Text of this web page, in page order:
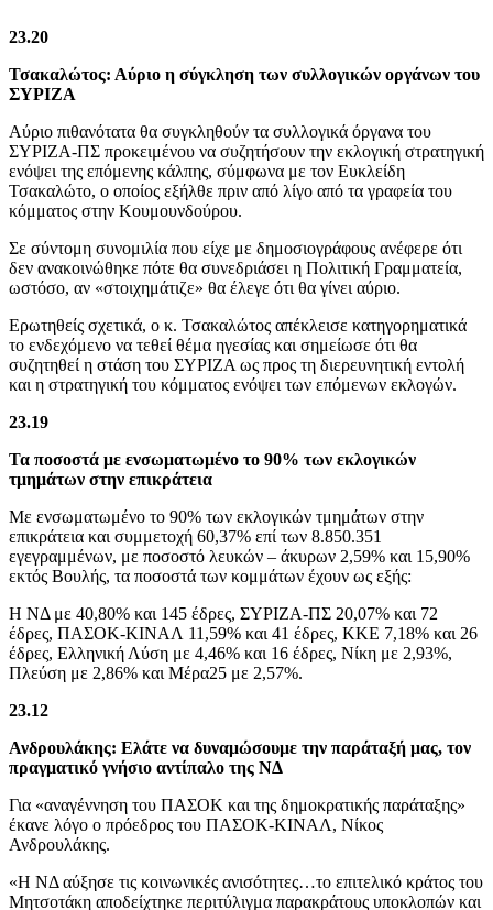
23.20
Τσακαλώτος: Αύριο η σύγκληση των συλλογικών οργάνων του
ΣΥΡΙΖΑ
Αύριο πιθανότατα θα συγκληθούν τα συλλογικά όργανα του
ΣΥΡΙΖΑ-ΠΣ προκειμένου να συζητήσουν την εκλογική στρατηγική
ενόψει της επόμενης κάλπης, σύμφωνα με τον Ευκλείδη
Τσακαλώτο, ο οποίος εξήλθε πριν από λίγο από τα γραφεία του
κόμματος στην Κουμουνδούρου.
Σε σύντομη συνομιλία που είχε με δημοσιογράφους ανέφερε ότι
δεν ανακοινώθηκε πότε θα συνεδριάσει η Πολιτική Γραμματεία,
ωστόσο, αν «στοιχημάτιζε» θα έλεγε ότι θα γίνει αύριο.
Ερωτηθείς σχετικά, ο κ. Τσακαλώτος απέκλεισε κατηγορηματικά
το ενδεχόμενο να τεθεί θέμα ηγεσίας και σημείωσε ότι θα
συζητηθεί η στάση του ΣΥΡΙΖΑ ως προς τη διερευνητική εντολή
και η στρατηγική του κόμματος ενόψει των επόμενων εκλογών.
23.19
Τα ποσοστά με ενσωματωμένο το 90% των εκλογικών
τμημάτων στην επικράτεια
Με ενσωματωμένο το 90% των εκλογικών τμημάτων στην
επικράτεια και συμμετοχή 60,37% επί των 8.850.351
εγεγραμμένων, με ποσοστό λευκών – άκυρων 2,59% και 15,90%
εκτός Βουλής, τα ποσοστά των κομμάτων έχουν ως εξής:
Η ΝΔ με 40,80% και 145 έδρες, ΣΥΡΙΖΑ-ΠΣ 20,07% και 72
έδρες, ΠΑΣΟΚ-ΚΙΝΑΛ 11,59% και 41 έδρες, ΚΚΕ 7,18% και 26
έδρες, Ελληνική Λύση με 4,46% και 16 έδρες, Νίκη με 2,93%,
Πλεύση με 2,86% και Μέρα25 με 2,57%.
23.12
Ανδρουλάκης: Ελάτε να δυναμώσουμε την παράταξή μας, τον
πραγματικό γνήσιο αντίπαλο της ΝΔ
Για «αναγέννηση του ΠΑΣΟΚ και της δημοκρατικής παράταξης»
έκανε λόγο ο πρόεδρος του ΠΑΣΟΚ-ΚΙΝΑΛ, Νίκος
Ανδρουλάκης.
«Η ΝΔ αύξησε τις κοινωνικές ανισότητες…το επιτελικό κράτος του
Μητσοτάκη αποδείχτηκε περιτύλιγμα παρακράτους υποκλοπών και